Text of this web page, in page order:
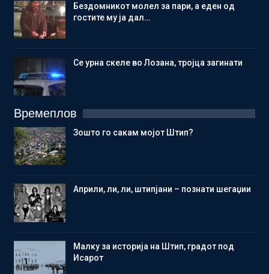
Бездомникот молел за пари, а еден од
гостите му ја дал…
Се урна скеле во Лозана, тројца загинати
Времеплов
Зошто го сакам мојот Штип?
Aприли, ли, ли, штипјани – познати шегаџии
Малку за историја на Штип, градот под
Исарот